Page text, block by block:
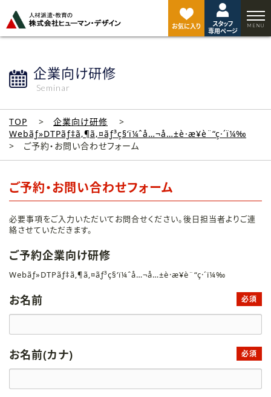
お気に入り
スタッフ
専用ページ
企業向け研修
Seminar
TOP
企業向け研修
Webãƒ»DTPãƒ‡ã‚¶ã‚¤ãƒ³ç§‘ï¼ˆå…¬å…±è·æ¥­è¨“ç·´ï¼‰
ご予約・お問い合わせフォーム
ご予約・お問い合わせフォーム
必要事項をご入力いただいてお問合せください。後日担当者よりご連
絡させていただきます。
ご予約企業向け研修
Webãƒ»DTPãƒ‡ã‚¶ã‚¤ãƒ³ç§‘ï¼ˆå…¬å…±è·æ¥­è¨“ç·´ï¼‰
お名前 必須
お名前(カナ) 必須
ジ
ト